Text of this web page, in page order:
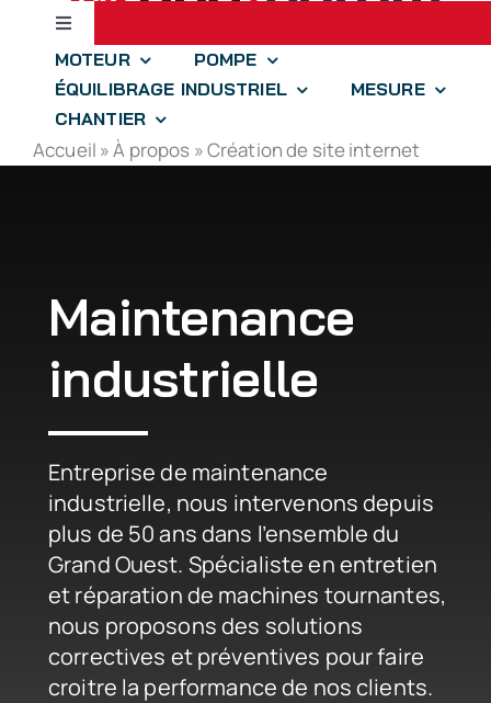
Passer
contenu
Toggle
Navigation
Accueil
jll.spear
drones-solutions
iidre
À propos
Nous rejoindre
MOTEUR
POMPE
ÉQUILIBRAGE INDUSTRIEL
MESURE
CHANTIER
Accueil »À propos »Création de site internet
Maintenance
industrielle
Entreprise de maintenance
industrielle, nous intervenons depuis
plus de 50 ans dans l’ensemble du
Grand Ouest. Spécialiste en entretien
et réparation de machines tournantes,
nous proposons des solutions
correctives et préventives pour faire
croitre la performance de nos clients.